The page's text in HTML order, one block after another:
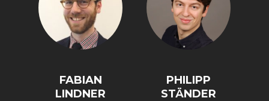
FABIAN
LINDNER
PHILIPP
STÄNDER